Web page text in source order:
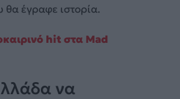
θα έγραφε ιστορία.
hit στα Mad
να